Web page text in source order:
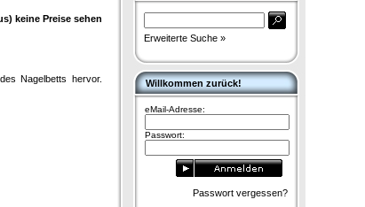
keine Preise sehen
Nagelbetts hervor.
Erweiterte Suche »
Willkommen zurück!
eMail-Adresse:
Passwort:
Passwort vergessen?